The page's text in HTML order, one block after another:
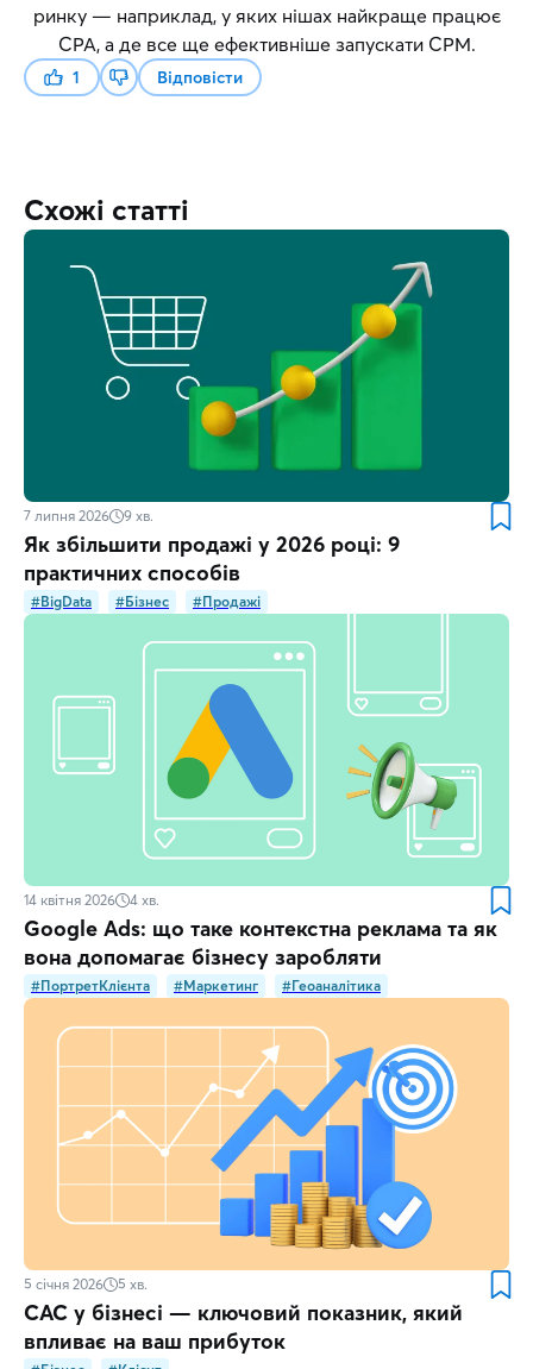
ринку — наприклад, у яких нішах найкраще працює
CPA, а де все ще ефективніше запускати CPM.
1 Відповісти
Схожі статті
7 липня 2026 9 хв.
Як збільшити продажі у 2026 році: 9
практичних способів
#BigData #Бізнес #Продажі
14 квітня 2026 4 хв.
Google Ads: що таке контекстна реклама та як
вона допомагає бізнесу заробляти
#ПортретКлієнта #Маркетинг #Геоаналітика
5 січня 2026 5 хв.
CAC у бізнесі — ключовий показник, який
впливає на ваш прибуток